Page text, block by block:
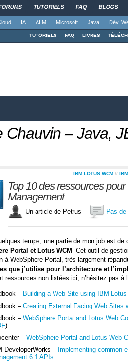
TUTORIELS FAQ BLOGS
IA ALM Microsoft Java Dév.
TUTORIELS FAQ LIVRES
Chauvin – Java,
IBM LOTUS WCM //
Top 10 des ressources
Management
Un article de Petrus Pas de
temps, une partie de mon job est
Portal et Lotus WCM. Cet outil de
à WebSphere Portal, très largement
que j’utilise pour l’architecture et
ressources non listées ici, n’hésitez pas à
– Building a Web Site using IBM
– Creating External Facing Web Sites
– WebSphere Portal and Lotus Web
)
–WebSphere Portal and Lotus Web
DeveloperWorks – Implementing common
6.1 APIs